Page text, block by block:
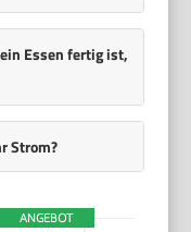
Essen fertig ist,
Strom?
ANGEBOT